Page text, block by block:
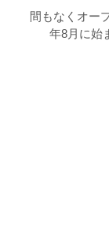
間もなくオー
年8月に始